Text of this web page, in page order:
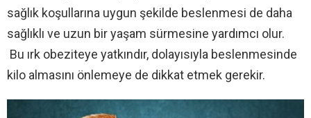
sağlık koşullarına uygun şekilde beslenmesi de daha
sağlıklı ve uzun bir yaşam sürmesine yardımcı olur.
Bu ırk obeziteye yatkındır, dolayısıyla beslenmesinde
kilo almasını önlemeye de dikkat etmek gerekir.